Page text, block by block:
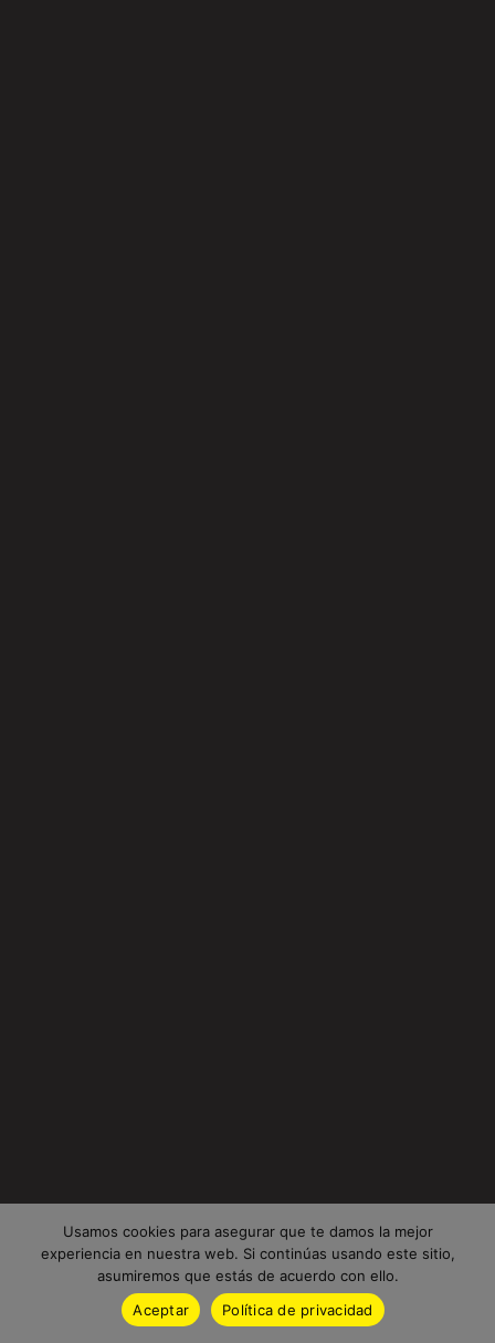
Usamos cookies para asegurar que te damos la mejor
experiencia en nuestra web. Si continúas usando este sitio,
asumiremos que estás de acuerdo con ello.
Aceptar
Política de privacidad